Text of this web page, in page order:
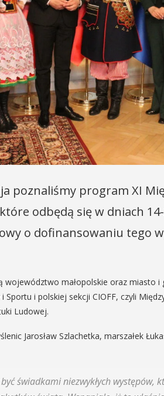
poznaliśmy program XI
odbędą się w dniach
o dofinansowaniu tego
województwo małopolskie oraz miasto i
Sportu i polskiej sekcji CIOFF, czyli
Ludowej.
Jarosław Szlachetka, marszałek
świadkami niezwykłych